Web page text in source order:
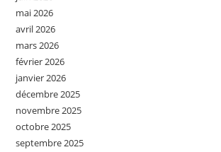
mai 2026
avril 2026
mars 2026
février 2026
janvier 2026
décembre 2025
novembre 2025
octobre 2025
septembre 2025